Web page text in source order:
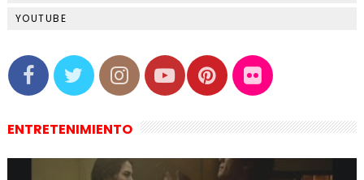
YOUTUBE
ENTRETENIMIENTO